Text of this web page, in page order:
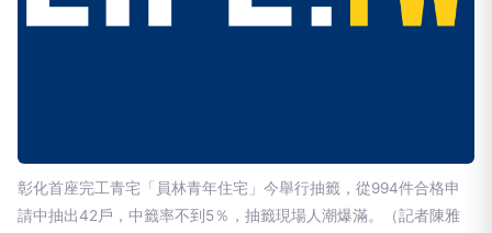
彰化首座完工青宅「員林青年住宅」今舉行抽籤，從994件合格申
請中抽出42戶，中籤率不到5％，抽籤現場人潮爆滿。（記者陳雅